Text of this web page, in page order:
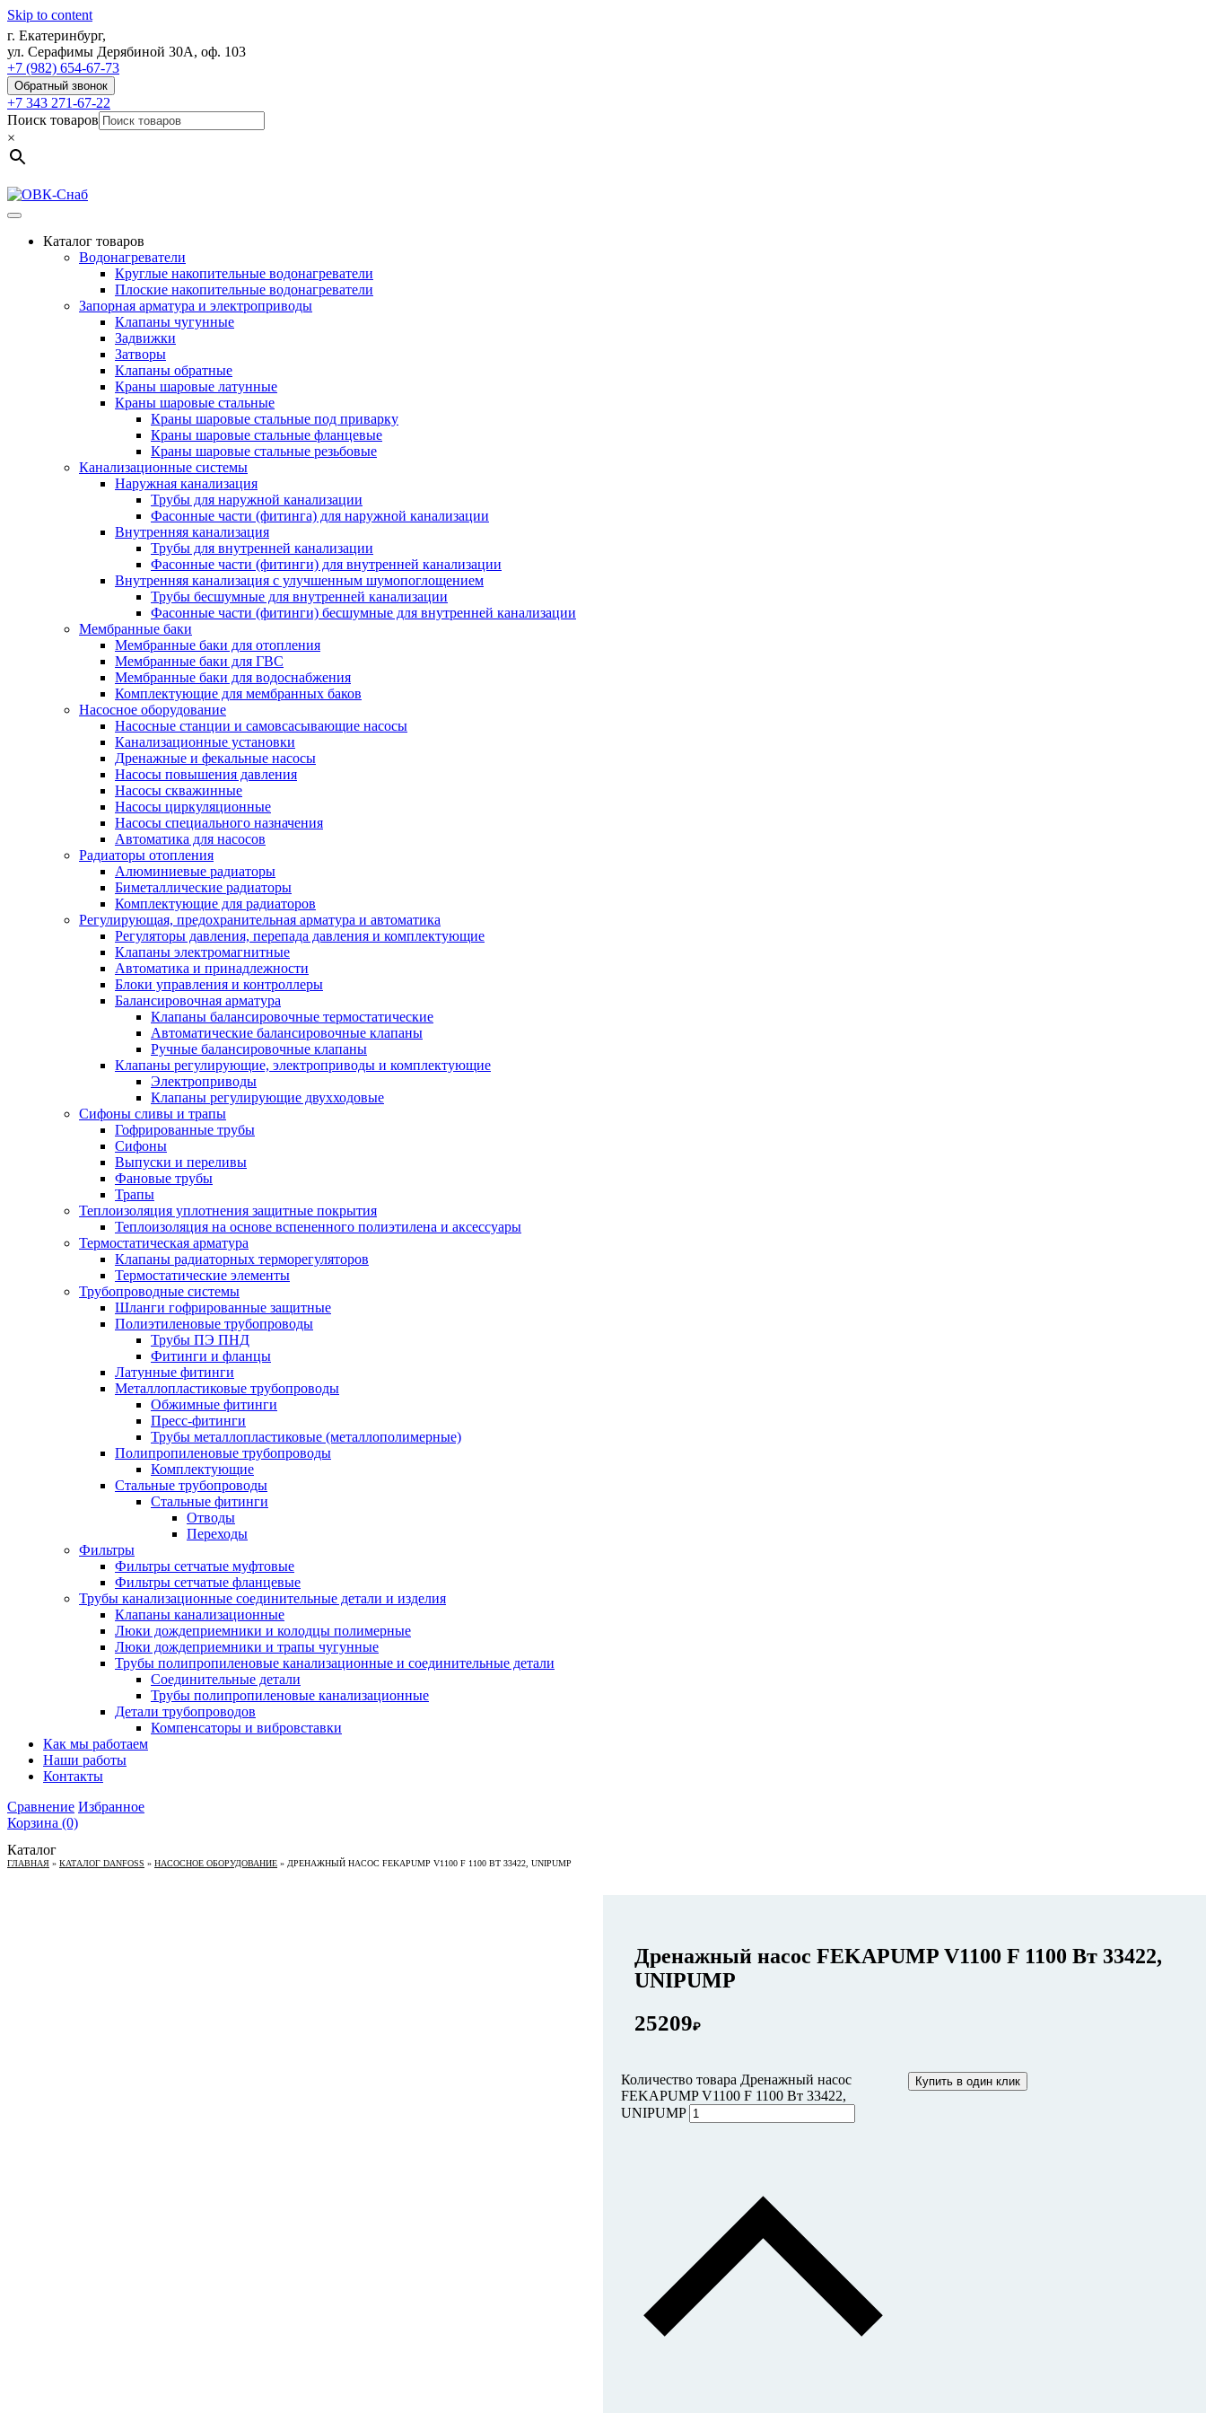
Skip to content
г. Екатеринбург,
ул. Серафимы Дерябиной 30А, оф. 103
+7 (982) 654-67-73
Обратный звонок
+7 343 271-67-22
Поиск товаров
×
Каталог товаров
Водонагреватели
Круглые накопительные водонагреватели
Плоские накопительные водонагреватели
Запорная арматура и электроприводы
Клапаны чугунные
Задвижки
Затворы
Клапаны обратные
Краны шаровые латунные
Краны шаровые стальные
Краны шаровые стальные под приварку
Краны шаровые стальные фланцевые
Краны шаровые стальные резьбовые
Канализационные системы
Наружная канализация
Трубы для наружной канализации
Фасонные части (фитинга) для наружной канализации
Внутренняя канализация
Трубы для внутренней канализации
Фасонные части (фитинги) для внутренней канализации
Внутренняя канализация с улучшенным шумопоглощением
Трубы бесшумные для внутренней канализации
Фасонные части (фитинги) бесшумные для внутренней канализации
Мембранные баки
Мембранные баки для отопления
Мембранные баки для ГВС
Мембранные баки для водоснабжения
Комплектующие для мембранных баков
Насосное оборудование
Насосные станции и самовсасывающие насосы
Канализационные установки
Дренажные и фекальные насосы
Насосы повышения давления
Насосы скважинные
Насосы циркуляционные
Насосы специального назначения
Автоматика для насосов
Радиаторы отопления
Алюминиевые радиаторы
Биметаллические радиаторы
Комплектующие для радиаторов
Регулирующая, предохранительная арматура и автоматика
Регуляторы давления, перепада давления и комплектующие
Клапаны электромагнитные
Автоматика и принадлежности
Блоки управления и контроллеры
Балансировочная арматура
Клапаны балансировочные термостатические
Автоматические балансировочные клапаны
Ручные балансировочные клапаны
Клапаны регулирующие, электроприводы и комплектующие
Электроприводы
Клапаны регулирующие двухходовые
Сифоны сливы и трапы
Гофрированные трубы
Сифоны
Выпуски и переливы
Фановые трубы
Трапы
Теплоизоляция уплотнения защитные покрытия
Теплоизоляция на основе вспененного полиэтилена и аксессуары
Термостатическая арматура
Клапаны радиаторных терморегуляторов
Термостатические элементы
Трубопроводные системы
Шланги гофрированные защитные
Полиэтиленовые трубопроводы
Трубы ПЭ ПНД
Фитинги и фланцы
Латунные фитинги
Металлопластиковые трубопроводы
Обжимные фитинги
Пресс-фитинги
Трубы металлопластиковые (металлополимерные)
Полипропиленовые трубопроводы
Комплектующие
Стальные трубопроводы
Стальные фитинги
Отводы
Переходы
Фильтры
Фильтры сетчатые муфтовые
Фильтры сетчатые фланцевые
Трубы канализационные соединительные детали и изделия
Клапаны канализационные
Люки дождеприемники и колодцы полимерные
Люки дождеприемники и трапы чугунные
Трубы полипропиленовые канализационные и соединительные детали
Соединительные детали
Трубы полипропиленовые канализационные
Детали трубопроводов
Компенсаторы и вибровставки
Как мы работаем
Наши работы
Контакты
Сравнение Избранное
Корзина (0)
Каталог
ГЛАВНАЯ » КАТАЛОГ DANFOSS » НАСОСНОЕ ОБОРУДОВАНИЕ » ДРЕНАЖНЫЙ НАСОС FEKAPUMP V1100 F 1100 ВТ 33422, UNIPUMP
Дренажный насос FEKAPUMP V1100 F 1100 Вт 33422,
UNIPUMP
25209₽
Количество товара Дренажный насос
FEKAPUMP V1100 F 1100 Вт 33422,
UNIPUMP
Купить в один клик